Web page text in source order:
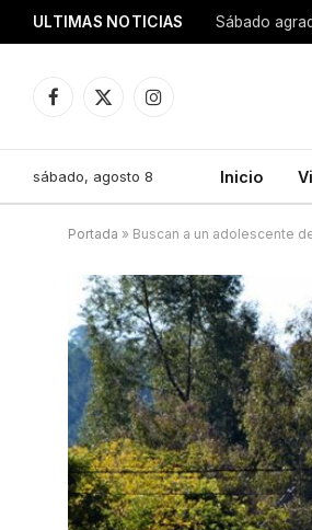
ULTIMAS NOTICIAS Sábado
Facebook
X
Instagram
sábado, agosto 8 Inicio
Portada » Buscan a un adolescente